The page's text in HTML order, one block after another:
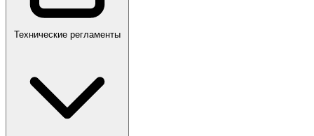
Технические регламенты